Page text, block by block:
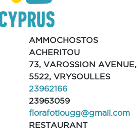
AMMOCHOSTOS
ACHERITOU
73, VAROSSION AVENUE,
5522, VRYSOULLES
23962166
23963059
florafotiougg@gmail.com
RESTAURANT